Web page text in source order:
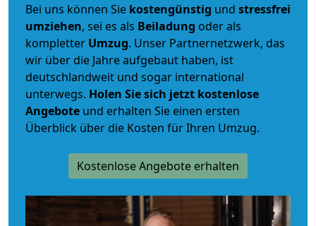
Bei uns können Sie kostengünstig und stressfrei
umziehen, sei es als Beiladung oder als
kompletter Umzug. Unser Partnernetzwerk, das
wir über die Jahre aufgebaut haben, ist
deutschlandweit und sogar international
unterwegs. Holen Sie sich jetzt kostenlose
Angebote und erhalten Sie einen ersten
Überblick über die Kosten für Ihren Umzug.
Kostenlose Angebote erhalten